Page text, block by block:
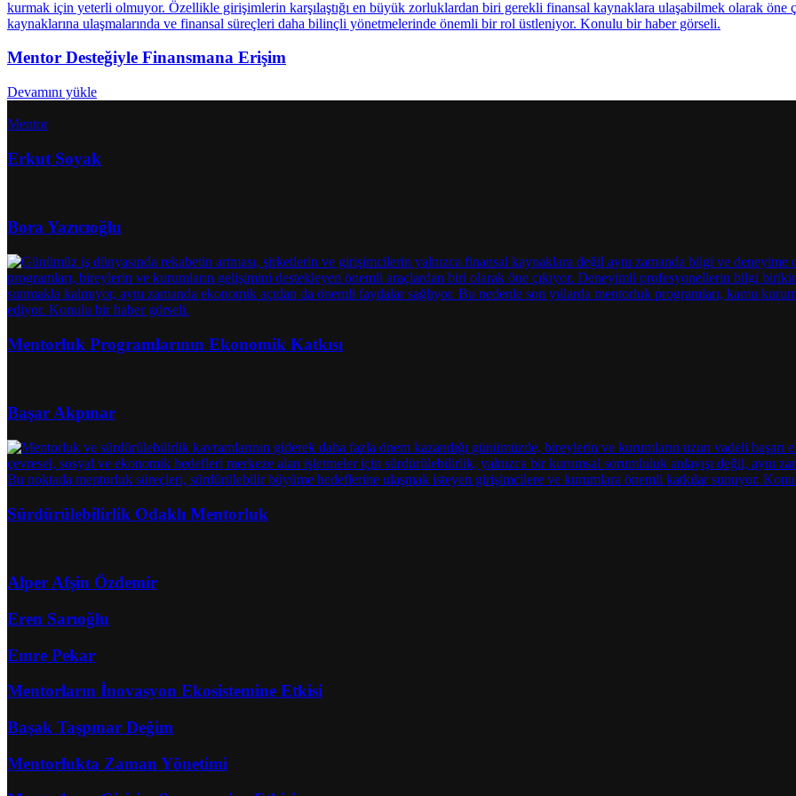
Mentor Desteğiyle Finansmana Erişim
Devamını yükle
Mentor
Erkut Soyak
Bora Yazıcıoğlu
Mentorluk Programlarının Ekonomik Katkısı
Başar Akpınar
Sürdürülebilirlik Odaklı Mentorluk
Alper Afşin Özdemir
Eren Sarıoğlu
Emre Pekar
Mentorların İnovasyon Ekosistemine Etkisi
Başak Taşpınar Değim
Mentorlukta Zaman Yönetimi